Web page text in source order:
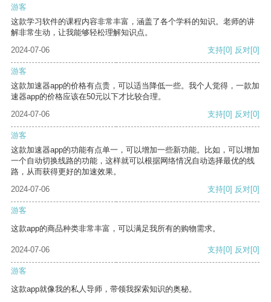
游客
这款学习软件的课程内容非常丰富，涵盖了各个学科的知识。老师的讲
解非常生动，让我能够轻松理解知识点。
2024-07-06
支持[0] 反对[0]
游客
这款加速器app的价格有点贵，可以适当降低一些。我个人觉得，一款加
速器app的价格应该在50元以下才比较合理。
2024-07-06
支持[0] 反对[0]
游客
这款加速器app的功能有点单一，可以增加一些新功能。比如，可以增加
一个自动切换线路的功能，这样就可以根据网络情况自动选择最优的线
路，从而获得更好的加速效果。
2024-07-06
支持[0] 反对[0]
游客
这款app的商品种类非常丰富，可以满足我所有的购物需求。
2024-07-06 支持[0] 反对[0]
游客
这款app就像我的私人导师，带领我探索知识的奥秘。